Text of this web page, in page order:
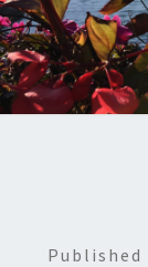
Published